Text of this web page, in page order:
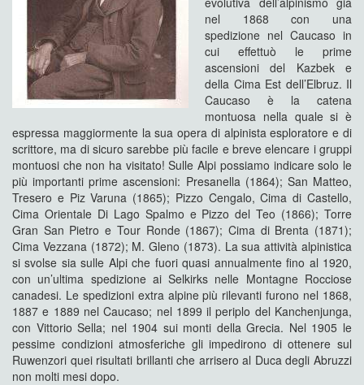
nel 1868 con una
spedizione nel Caucaso in
cui effettuò le prime
ascensioni del Kazbek e
della Cima Est dell’Elbruz. Il
Caucaso è la catena
montuosa nella quale si è
espressa maggiormente la sua opera di alpinista esploratore e di
scrittore, ma di sicuro sarebbe più facile e breve elencare i gruppi
montuosi che non ha visitato! Sulle Alpi possiamo indicare solo le
più importanti prime ascensioni: Presanella (1864); San Matteo,
Tresero e Piz Varuna (1865); Pizzo Cengalo, Cima di Castello,
Cima Orientale Di Lago Spalmo e Pizzo del Teo (1866); Torre
Gran San Pietro e Tour Ronde (1867); Cima di Brenta (1871);
Cima Vezzana (1872); M. Gleno (1873). La sua attività alpinistica
si svolse sia sulle Alpi che fuori quasi annualmente fino al 1920,
con un’ultima spedizione ai Selkirks nelle Montagne Rocciose
canadesi. Le spedizioni extra alpine più rilevanti furono nel 1868,
1887 e 1889 nel Caucaso; nel 1899 il periplo del Kanchenjunga,
con Vittorio Sella; nel 1904 sui monti della Grecia. Nel 1905 le
pessime condizioni atmosferiche gli impedirono di ottenere sul
Ruwenzori quei risultati brillanti che arrisero al Duca degli Abruzzi
non molti mesi dopo.